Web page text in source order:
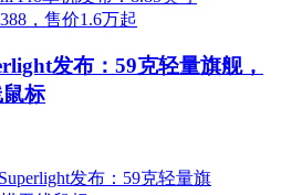
发布：59克轻量旗舰，
标